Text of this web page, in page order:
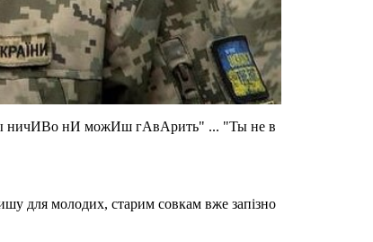
ты ничИВо нИ можИш гАвАрить" ... "Ты не в
для молодих, старим совкам вже запізно